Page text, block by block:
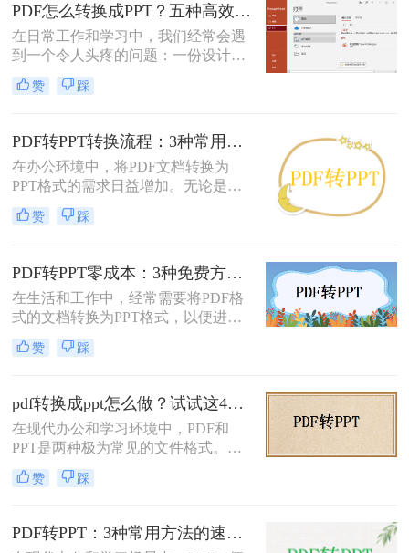
编辑和复用。此时，将PDF转换为可
编辑的PPT就成了一个刚性需求。
PDF怎么转换成PPT？五种高效方法，适用不同场景全解析！
在日常工作和学习中，我们经常会遇
到一个令人头疼的问题：一份设计精
美、内容详实的PDF文档，需要被转
换为可编辑、可演示的
修改内容、调整逻辑，或是直接用于
会议汇报。然而，由于PDF格式本身
是为了稳定显示而非编辑而设计的，
这项转换工作常常伴随着格式错乱、
排版混乱、图片丢失等“车祸现场”。
赞 踩
PDF转PPT转换流程：3种常用方法的速度和精度对比！
在办公环境中，将PDF文档转换为
PPT格式的需求日益增加。无论是为
了更好地展示信息，还是为了便于编
辑内容，掌握几种有效的PDF转PPT
怎么转换呢？本文将介绍三种常用的
方法来实现这一转换。
赞 踩
PDF转PPT零成本：3种免费方案的实际效果和隐藏限制！
在生活和工作中，经常需要将PDF格
式的文档转换为PPT格式，以便进行
演示和讲解。然而，一些专业的PDF
转PPT软件可能需要付费购买。那么
介绍三种不需要花钱就能将PDF转换
成PPT的方法。
赞 踩
pdf转换成ppt怎么做？试试这4个转换方法！
在现代办公和学习环境中，PDF和
PPT是两种极为常见的文件格式。
PDF文件因其出色的稳定性和兼容性
而被广泛用于文档分享和存储，而
睐。然而，有时我们需要将PDF转换
为PPT以便进行编辑和演示。那么pdf
赞 踩
PDF转PPT：3种常用方法的速度对比和适用文件类型！